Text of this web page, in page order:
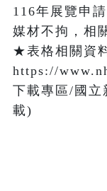
116年展覽申
媒材不拘，相
★表格相關資
https://
下載專區/國立